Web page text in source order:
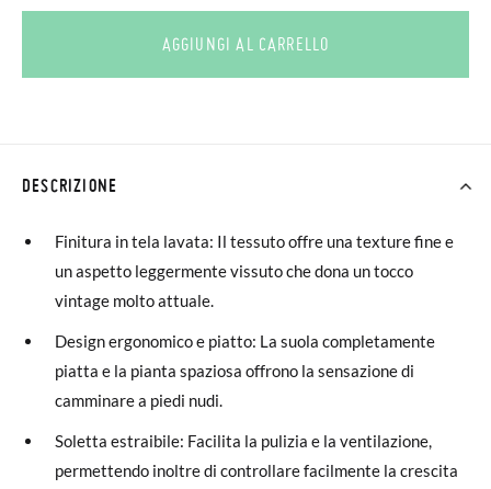
AGGIUNGI AL CARRELLO
DESCRIZIONE
Finitura in tela lavata: Il tessuto offre una texture fine e
un aspetto leggermente vissuto che dona un tocco
vintage molto attuale.
Design ergonomico e piatto: La suola completamente
piatta e la pianta spaziosa offrono la sensazione di
camminare a piedi nudi.
Soletta estraibile: Facilita la pulizia e la ventilazione,
permettendo inoltre di controllare facilmente la crescita